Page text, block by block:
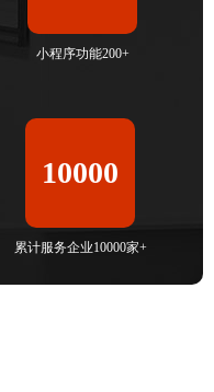
小程序功能200+
10000
累计服务企业10000家+